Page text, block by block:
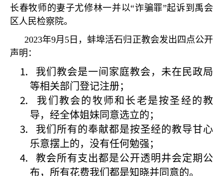
长春牧师的妻子尤修林一并以“诈骗罪”起诉到禹会
区人民检察院。
2023年9月 5 日，蚌埠活石归正教会发出四点公开
声明：
我们教会是一间家庭教会，未在民政局
等相关部门登记注册；
我们教会的牧师和长老是按圣经的教
导，经全体姐妹同意选立的；
我们所有的奉献都是按圣经的教导甘心
乐意摆上的，没有任何勉强；
教会所有支出都是公开透明井会定期公
布，所有花费我们都是知晓并同意的。